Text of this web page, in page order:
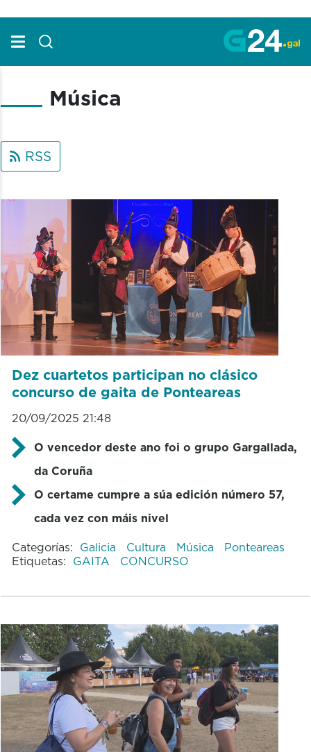
Música
RSS
Dez cuartetos participan no clásico
concurso de gaita de Ponteareas
20/09/2025 21:48
O vencedor deste ano foi o grupo Gargallada,
da Coruña
O certame cumpre a súa edición número 57,
cada vez con máis nivel
Categorías: Galicia Cultura Música
Ponteareas
Etiquetas: GAITA CONCURSO